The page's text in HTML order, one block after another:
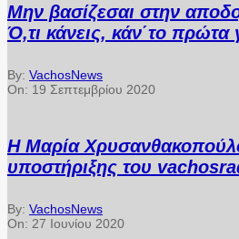
Μην βασίζεσαι στην
Ό,τι κάνεις, κάν΄το πρώτα
By: VachosNews
On: 19 Σεπτεμβρίου 2020
Η Μαρία
υποστήριξης του
By: VachosNews
On: 27 Ιουνίου 2020